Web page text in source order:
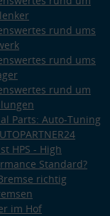
rund ums
rund ums
rund um
Parts: Auto-Tuning
HPS - High
Standard?
richtig
im Hof